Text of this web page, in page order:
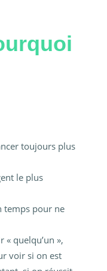
toujours plus
le plus
temps pour ne
« quelqu’un »,
voir si on est